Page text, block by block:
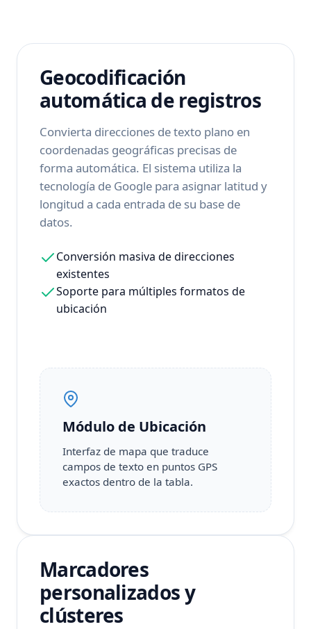
Geocodificación
automática de registros
Convierta direcciones de texto plano en
coordenadas geográficas precisas de
forma automática. El sistema utiliza la
tecnología de Google para asignar latitud y
longitud a cada entrada de su base de
datos.
Conversión masiva de direcciones
existentes
Soporte para múltiples formatos de
ubicación
Módulo de Ubicación
Interfaz de mapa que traduce
campos de texto en puntos GPS
exactos dentro de la tabla.
Marcadores
personalizados y
clústeres